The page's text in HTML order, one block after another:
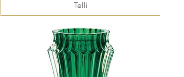
Telli